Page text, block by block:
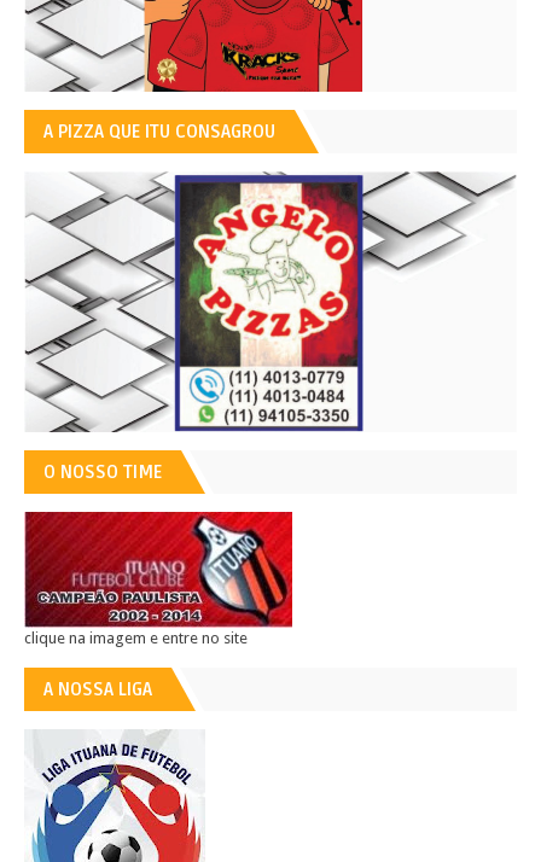
A PIZZA QUE ITU CONSAGROU
O NOSSO TIME
clique na imagem e entre no site
A NOSSA LIGA